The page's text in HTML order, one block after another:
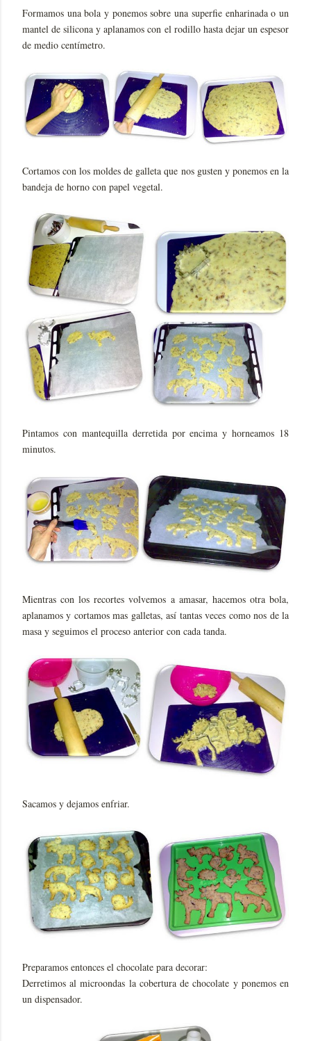
Formamos una bola y ponemos sobre una superfie enharinada o un
mantel de silicona y aplanamos con el rodillo hasta dejar un espesor
de medio centímetro.
Cortamos con los moldes de galleta que nos gusten y ponemos en la
bandeja de horno con papel vegetal.
Pintamos con mantequilla derretida por encima y horneamos 18
minutos.
Mientras con los recortes volvemos a amasar, hacemos otra bola,
aplanamos y cortamos mas galletas, así tantas veces como nos de la
masa y seguimos el proceso anterior con cada tanda.
Sacamos y dejamos enfriar.
Preparamos entonces el chocolate para decorar:
Derretimos al microondas la cobertura de chocolate y ponemos en
un dispensador.